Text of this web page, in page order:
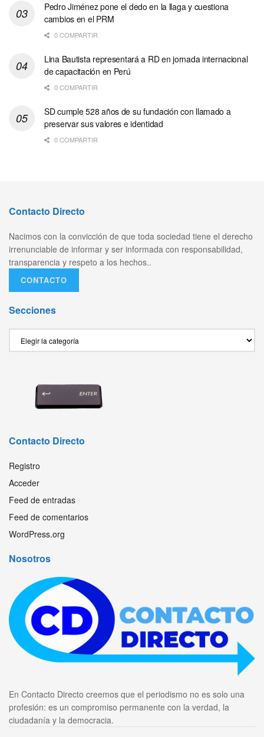
Pedro Jiménez pone el dedo en la llaga y cuestiona
cambios en el PRM
0 COMPARTIR
Lina Bautista representará a RD en jornada internacional
de capacitación en Perú
0 COMPARTIR
SD cumple 528 años de su fundación con llamado a
preservar sus valores e identidad
0 COMPARTIR
Contacto Directo
Nacimos con la convicción de que toda sociedad tiene el derecho
irrenunciable de informar y ser informada con responsabilidad,
transparencia y respeto a los hechos..
CONTACTO
Secciones
Contacto Directo
Registro
Acceder
Feed de entradas
Feed de comentarios
WordPress.org
Nosotros
En Contacto Directo creemos que el periodismo no es solo una
profesión: es un compromiso permanente con la verdad, la
ciudadanía y la democracia.